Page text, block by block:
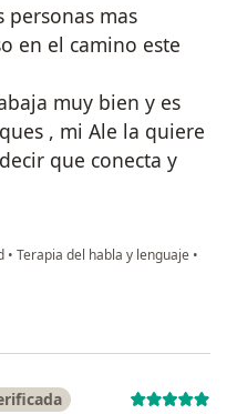
personas mas
en el camino este
muy bien y es
, mi Ale la quiere
que conecta y
• Terapia del habla y lenguaje •